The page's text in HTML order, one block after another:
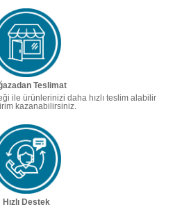
Teslimat
ile ürünlerinizi daha hızlı teslim alabilir
kazanabilirsiniz.
Hızlı Destek